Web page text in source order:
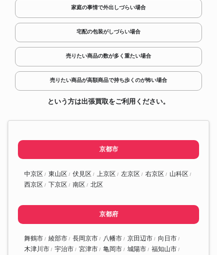
家庭の事情で外出しづらい場合
宅配の包装がしづらい場合
売りたい商品の数が多く重たい場合
売りたい商品が高額商品で持ち歩くのが怖い場合
という方は出張買取をご利用ください。
京都市
中京区 東山区 伏見区 上京区 左京区 右京区
山科区
西京区
下京区 南区 北区
京都府
舞鶴市 綾部市 長岡京市 八幡市 京田辺市
向日市
木津川市
宇治市 宮津市 亀岡市 城陽市
福知山市